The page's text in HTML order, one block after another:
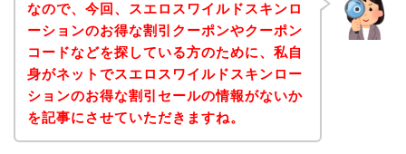
なので、今回、スエロスワイルドスキンロ
ーションのお得な割引クーポンやクーポン
コードなどを探している方のために、私自
身がネットでスエロスワイルドスキンロー
ションのお得な割引セールの情報がないか
を記事にさせていただきますね。